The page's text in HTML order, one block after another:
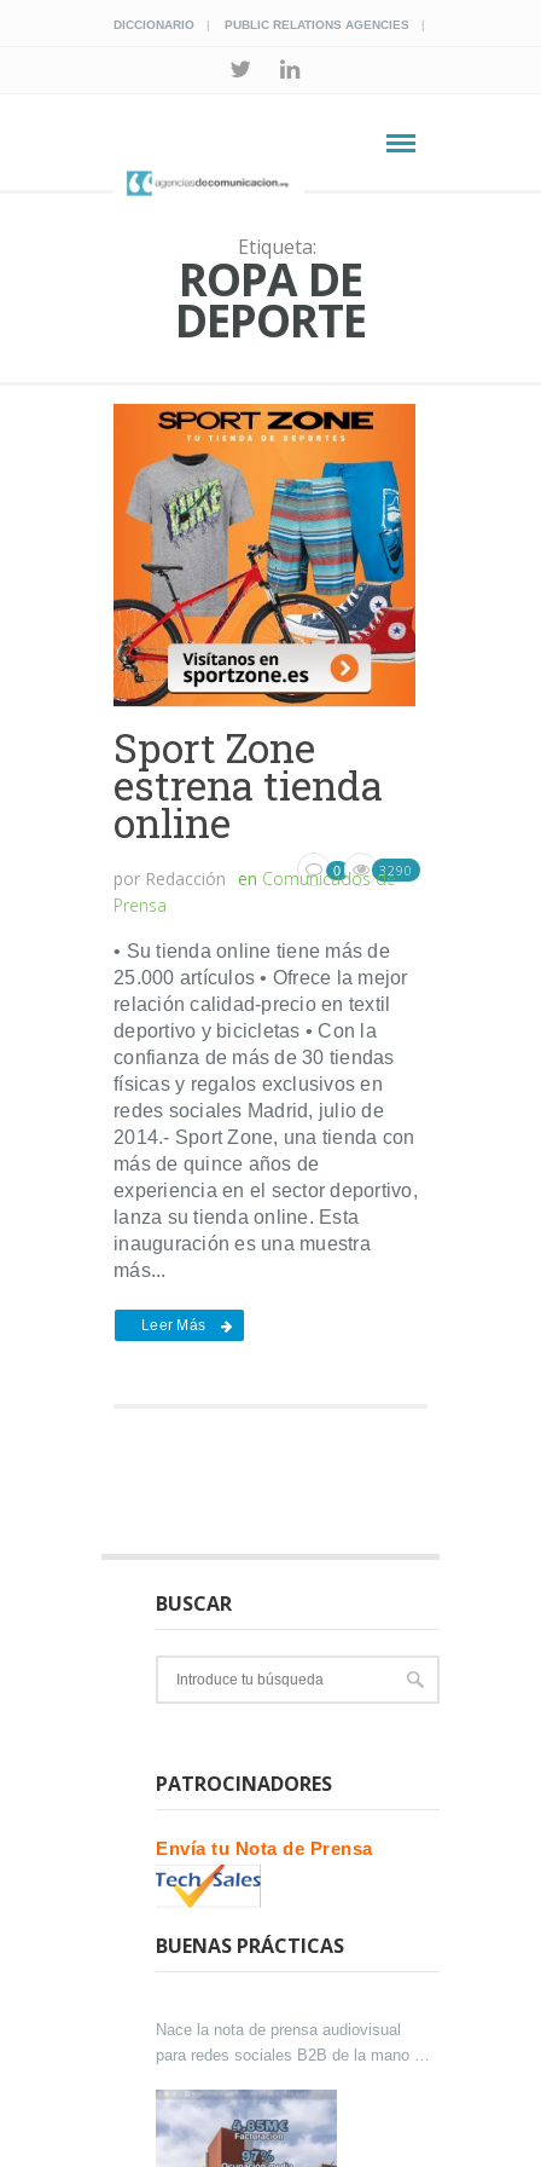
DICCIONARIO PUBLIC RELATIONS AGENCIES
Etiqueta:
ROPA DE
DEPORTE
Sport Zone
estrena tienda
online
por Redacción en Comunicados de
Prensa
0 3290
• Su tienda online tiene más de
25.000 artículos • Ofrece la mejor
relación calidad-precio en textil
deportivo y bicicletas • Con la
confianza de más de 30 tiendas
físicas y regalos exclusivos en
redes sociales Madrid, julio de
2014.- Sport Zone, una tienda con
más de quince años de
experiencia en el sector deportivo,
lanza su tienda online. Esta
inauguración es una muestra
más...
Leer Más
BUSCAR
PATROCINADORES
Envía tu Nota de Prensa
BUENAS PRÁCTICAS
Nace la nota de prensa audiovisual
para redes sociales B2B de la mano de